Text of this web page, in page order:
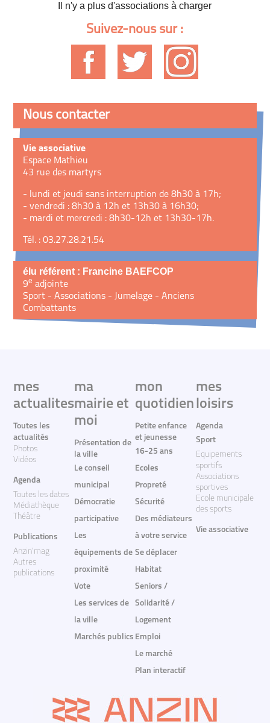
Il n'y a plus d'associations à charger
Suivez-nous sur :
Nous contacter
Vie associative
Espace Mathieu
43 rue des martyrs
- lundi et jeudi sans interruption de 8h30 à 17h;
- vendredi : 8h30 à 12h et 13h30 à 16h30;
- mardi et mercredi : 8h30-12h et 13h30-17h.
Tél. : 03.27.28.21.54
élu référent : Francine BAEFCOP
9e adjointe
Sport - Associations - Jumelage - Anciens
Combattants
mes
actualites
Toutes les
actualités
Photos
Vidéos
Agenda
Toutes les dates
Médiathèque
Théâtre
Publications
Anzin'mag
Autres
publications
ma
mairie et
moi
Présentation de
la ville
Le conseil
municipal
Démocratie
participative
Les
équipements de
proximité
Vote
Les services de
la ville
Marchés publics
mon
quotidien
Petite enfance
et jeunesse
16-25 ans
Ecoles
Propreté
Sécurité
Des médiateurs
à votre service
Se déplacer
Habitat
Seniors /
Solidarité /
Logement
Emploi
Le marché
Plan interactif
mes
loisirs
Agenda
Sport
Equipements
sportifs
Associations
sportives
Ecole municipale
des sports
Vie associative